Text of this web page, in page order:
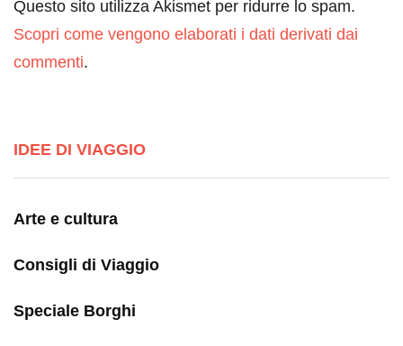
Questo sito utilizza Akismet per ridurre lo spam.
Scopri come vengono elaborati i dati derivati dai
commenti.
IDEE DI VIAGGIO
Arte e cultura
Consigli di Viaggio
Speciale Borghi